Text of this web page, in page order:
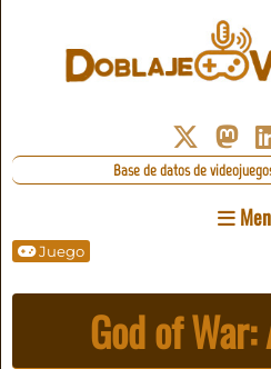
Base de datos de
Juego
God of